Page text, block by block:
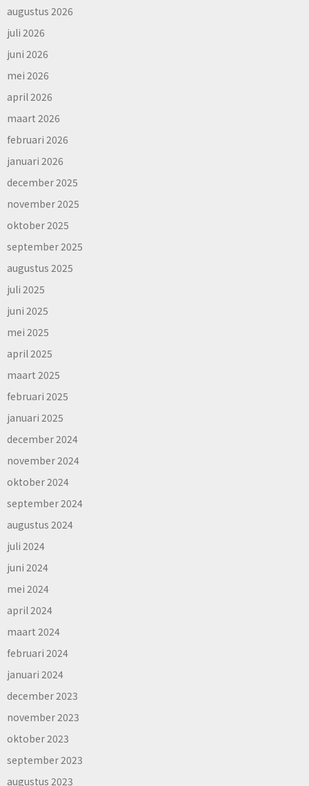
augustus 2026
juli 2026
juni 2026
mei 2026
april 2026
maart 2026
februari 2026
januari 2026
december 2025
november 2025
oktober 2025
september 2025
augustus 2025
juli 2025
juni 2025
mei 2025
april 2025
maart 2025
februari 2025
januari 2025
december 2024
november 2024
oktober 2024
september 2024
augustus 2024
juli 2024
juni 2024
mei 2024
april 2024
maart 2024
februari 2024
januari 2024
december 2023
november 2023
oktober 2023
september 2023
augustus 2023